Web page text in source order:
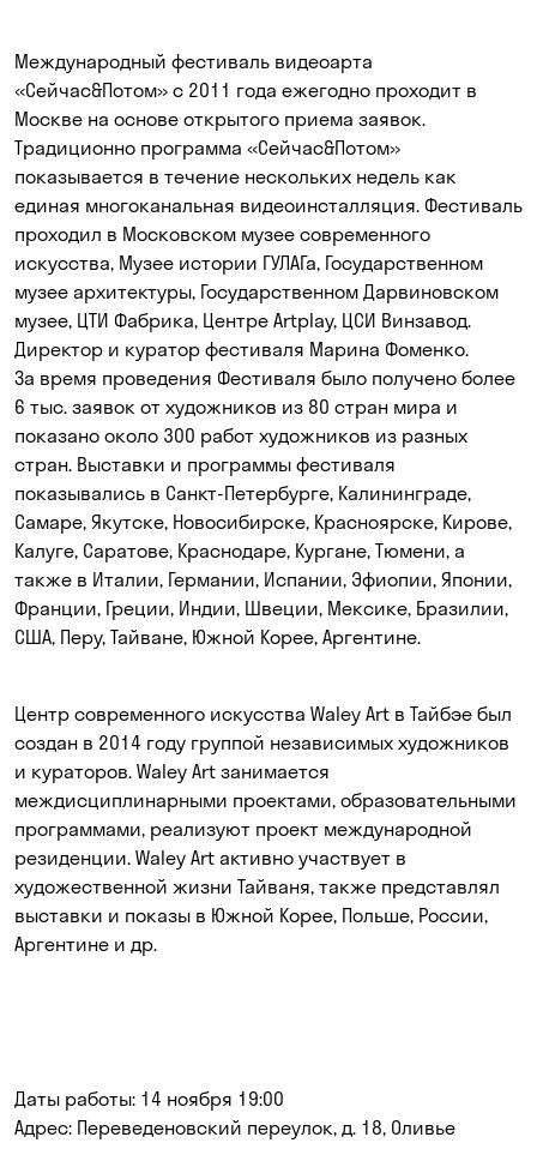
Международный фестиваль видеоарта
«Сейчас&Потом» с 2011 года ежегодно проходит в
Москве на основе открытого приема заявок.
Традиционно программа «Сейчас&Потом»
показывается в течение нескольких недель как
единая многоканальная видеоинсталляция. Фестиваль
проходил в Московском музее современного
искусства, Музее истории ГУЛАГа, Государственном
музее архитектуры, Государственном Дарвиновском
музее, ЦТИ Фабрика, Центре Artplay, ЦСИ Винзавод.
Директор и куратор фестиваля Марина Фоменко.
За время проведения Фестиваля было получено более
6 тыс. заявок от художников из 80 стран мира и
показано около 300 работ художников из разных
стран. Выставки и программы фестиваля
показывались в Санкт-Петербурге, Калининграде,
Самаре, Якутске, Новосибирске, Красноярске, Кирове,
Калуге, Саратове, Краснодаре, Кургане, Тюмени, а
также в Италии, Германии, Испании, Эфиопии, Японии,
Франции, Греции, Индии, Швеции, Мексике, Бразилии,
США, Перу, Тайване, Южной Корее, Аргентине.
Центр современного искусства Waley Art в Тайбэе был
создан в 2014 году группой независимых художников
и кураторов. Waley Art занимается
междисциплинарными проектами, образовательными
программами, реализуют проект международной
резиденции. Waley Art активно участвует в
художественной жизни Тайваня, также представлял
выставки и показы в Южной Корее, Польше, России,
Аргентине и др.
Даты работы: 14 ноября 19:00
Адрес: Переведеновский переулок, д. 18, Оливье